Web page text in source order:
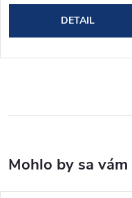
DETAIL